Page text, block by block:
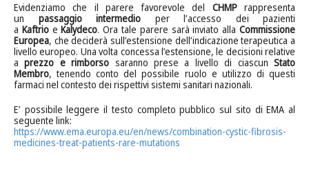
Evidenziamo che il parere favorevole del CHMPrappresenta
un passaggio intermedio per l’accesso dei pazienti
a KaftrioeKalydeco. Ora tale parere sarà inviato allaCommissione
Europea, che deciderà sull’estensione dell’indicazione terapeutica a
livello europeo. Una volta concessa l’estensione, le decisioni relative
aprezzo e rimborso saranno prese a livello di ciascunStato
Membro, tenendo conto del possibile ruolo e utilizzo di questi
farmaci nel contesto dei rispettivi sistemi sanitari nazionali.
E’ possibile leggere il testo completo pubblico sul sito di EMA al
seguente link:
https://www.ema.europa.eu/en/news/combination-cystic-fibrosis-
medicines-treat-patients-rare-mutations